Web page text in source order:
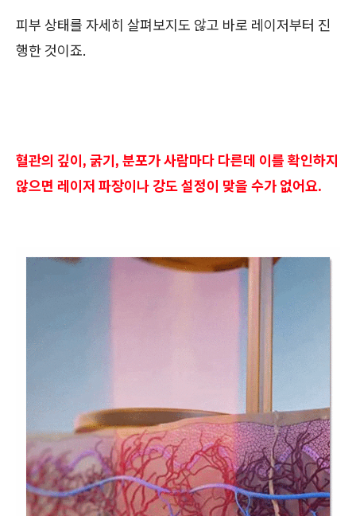
피부 상태를 자세히 살펴보지도 않고 바로 레이저부터 진
행한 것이죠.
혈관의 깊이, 굵기, 분포가 사람마다 다른데 이를 확인하지
않으면 레이저 파장이나 강도 설정이 맞을 수가 없어요.